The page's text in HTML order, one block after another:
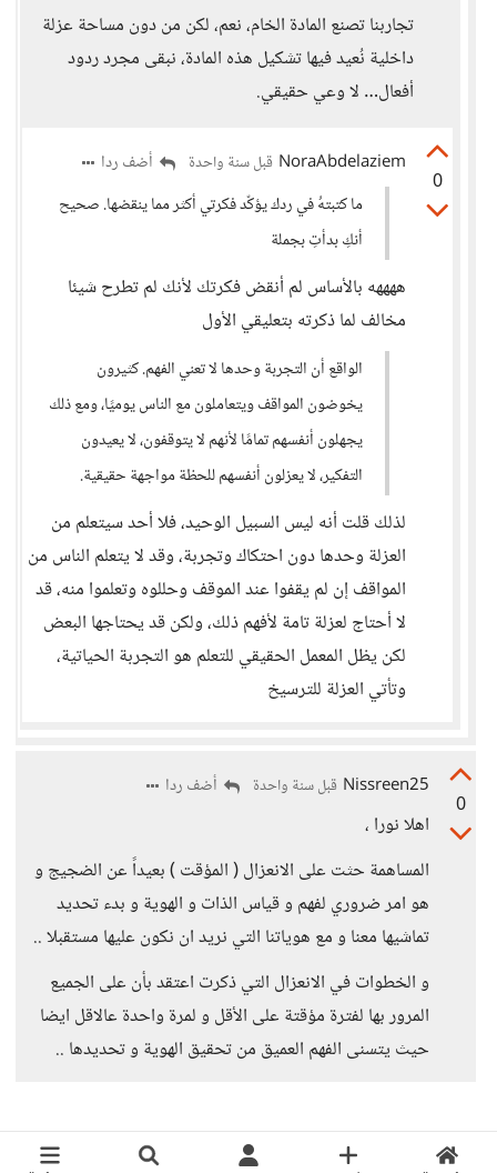
تجاربنا تصنع المادة الخام، نعم، لكن من دون مساحة عزلة
داخلية نُعيد فيها تشكيل هذه المادة، نبقى مجرد ردود
أفعال… لا وعي حقيقي.
0
NoraAbdelaziem قبل سنة واحدة
أضف ردا
ما كتبتهُ في ردك يؤكّد فكرتي أكثر مما ينقضها. صحيح
أنكِ بدأتِ بجملة
ههههه بالأساس لم أنقض فكرتك لأنك لم تطرح شيئا
مخالف لما ذكرته بتعليقي الأول
الواقع أن التجربة وحدها لا تعني الفهم. كثيرون
يخوضون المواقف ويتعاملون مع الناس يوميًا، ومع ذلك
يجهلون أنفسهم تمامًا لأنهم لا يتوقفون، لا يعيدون
التفكير، لا يعزلون أنفسهم للحظة مواجهة حقيقية.
لذلك قلت أنه ليس السبيل الوحيد، فلا أحد سيتعلم من
العزلة وحدها دون احتكاك وتجربة، وقد لا يتعلم الناس من
المواقف إن لم يقفوا عند الموقف وحللوه وتعلموا منه، قد
لا أحتاج لعزلة تامة لأفهم ذلك، ولكن قد يحتاجها البعض
لكن يظل المعمل الحقيقي للتعلم هو التجربة الحياتية،
وتأتي العزلة للترسيخ
0
Nissreen25 قبل سنة واحدة أضف ردا
اهلا نورا ،
المساهمة حثت على الانعزال ( المؤقت ) بعيداً عن الضجيج و
هو امر ضروري لفهم و قياس الذات و الهوية و بدء تحديد
تماشيها معنا و مع هوياتنا التي نريد ان نكون عليها مستقبلا ..
و الخطوات في الانعزال التي ذكرت اعتقد بأن على الجميع
المرور بها لفترة مؤقتة على الأقل و لمرة واحدة عالاقل ايضا
حيث يتسنى الفهم العميق من تحقيق الهوية و تحديدها ..